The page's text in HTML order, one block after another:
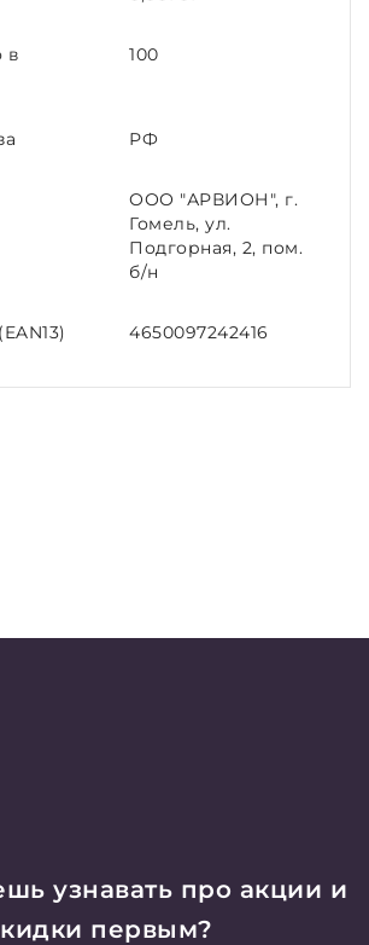
в
100
РФ
ООО "АРВИОН", г.
Гомель, ул.
Подгорная, 2, пом.
б/н
4650097242416
узнавать про акции и
первым?